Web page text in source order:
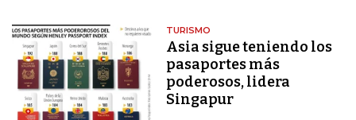
TURISMO
Asia sigue teniendo los
pasaportes más
poderosos, lidera
Singapur